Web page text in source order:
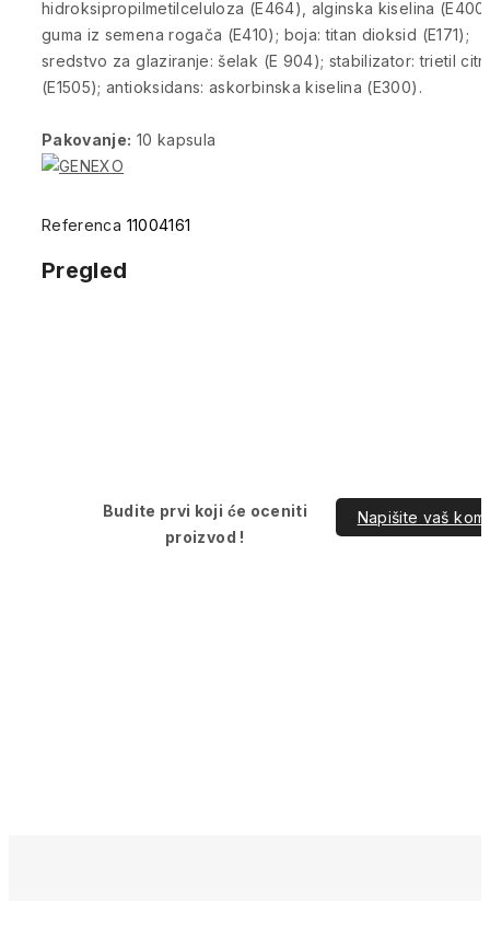
hidroksipropilmetilceluloza (E464), alginska kiselina
guma iz semena rogača (E410); boja: titan dioksid (E171);
sredstvo za glaziranje: šelak (E 904); stabilizator: trietil
(E1505); antioksidans: askorbinska kiselina (E300).
Pakovanje: 10 kapsula
Referenca 11004161
Pregled
Napišite vaš
Budite prvi koji će oceniti
proizvod !